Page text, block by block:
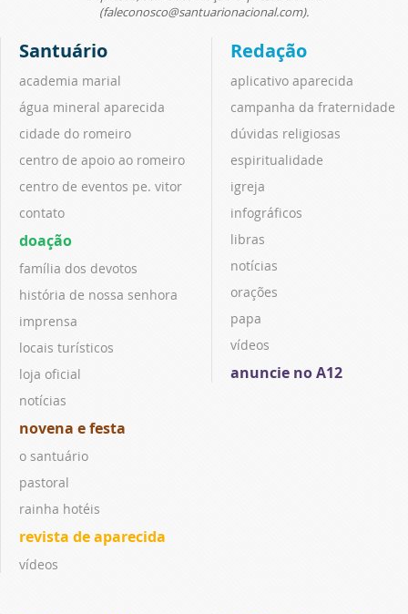
(faleconosco@santuarionacional.com).
Santuário
academia marial
água mineral aparecida
cidade do romeiro
centro de apoio ao romeiro
centro de eventos pe. vitor
contato
doação
família dos devotos
história de nossa senhora
imprensa
locais turísticos
loja oficial
notícias
novena e festa
o santuário
pastoral
rainha hotéis
revista de aparecida
vídeos
Redação
aplicativo aparecida
campanha da fraternidade
dúvidas religiosas
espiritualidade
igreja
infográficos
libras
notícias
orações
papa
vídeos
anuncie no A12